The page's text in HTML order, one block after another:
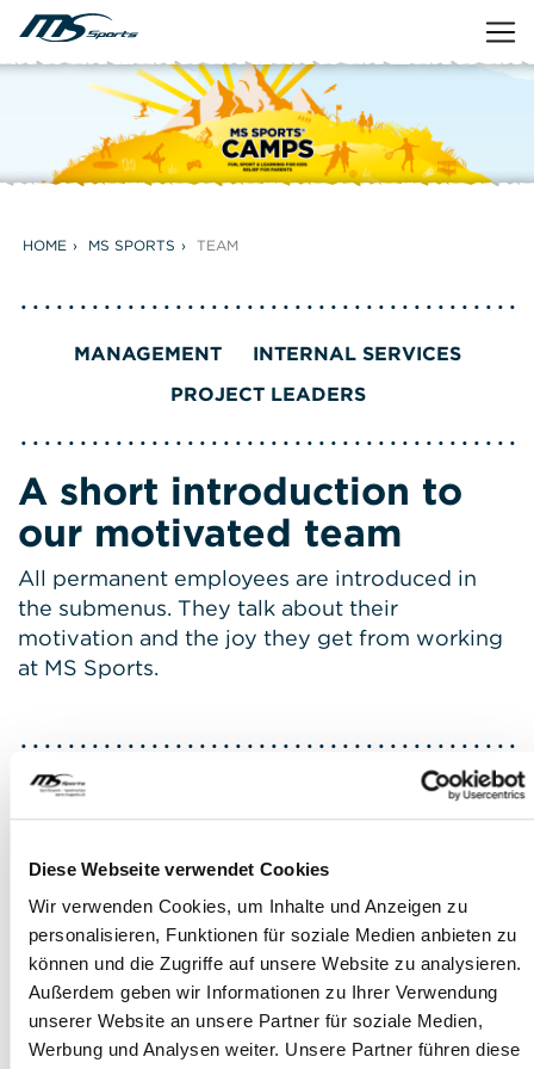
Diese Webseite verwendet Cookies
Wir verwenden Cookies, um Inhalte und Anzeigen zu
personalisieren, Funktionen für soziale Medien anbieten zu
können und die Zugriffe auf unsere Website zu analysieren.
Außerdem geben wir Informationen zu Ihrer Verwendung
unserer Website an unsere Partner für soziale Medien,
Werbung und Analysen weiter. Unsere Partner führen diese
HOME MS SPORTS TEAM
MANAGEMENT
INTERNAL SERVICES
PROJECT LEADERS
A short introduction to
our motivated team
All permanent employees are introduced in
the submenus. They talk about their
motivation and the joy they get from working
at MS Sports.